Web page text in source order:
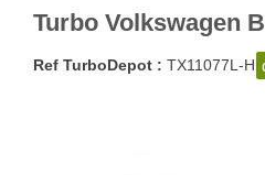
Turbo Volkswagen
Ref TurboDepot : TX11077L-H